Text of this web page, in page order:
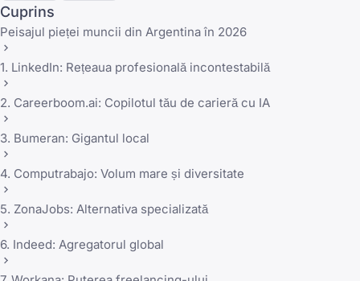
Cuprins
Peisajul pieței muncii din Argentina în 2026
1. LinkedIn: Rețeaua profesională incontestabilă
2. Careerboom.ai: Copilotul tău de carieră cu IA
3. Bumeran: Gigantul local
4. Computrabajo: Volum mare și diversitate
5. ZonaJobs: Alternativa specializată
6. Indeed: Agregatorul global